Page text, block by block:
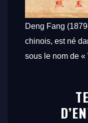
Deng Fang
chinois, est né
sous le nom de